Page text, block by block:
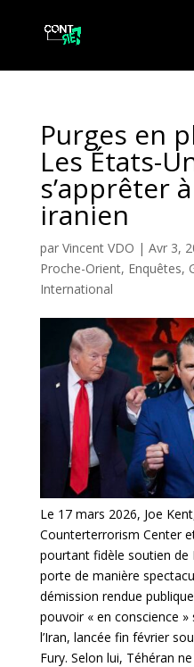
Purges en
Les États-
s’apprêter
iranien
par Vincent VDO | Avr 3,
Proche-Orient, Enquêtes,
International
Le 17 mars 2026, Joe
Counterterrorism Center
pourtant fidèle soutien de
porte de manière
démission rendue
pouvoir « en conscience
l’Iran, lancée fin février
Fury. Selon lui, Téhéran